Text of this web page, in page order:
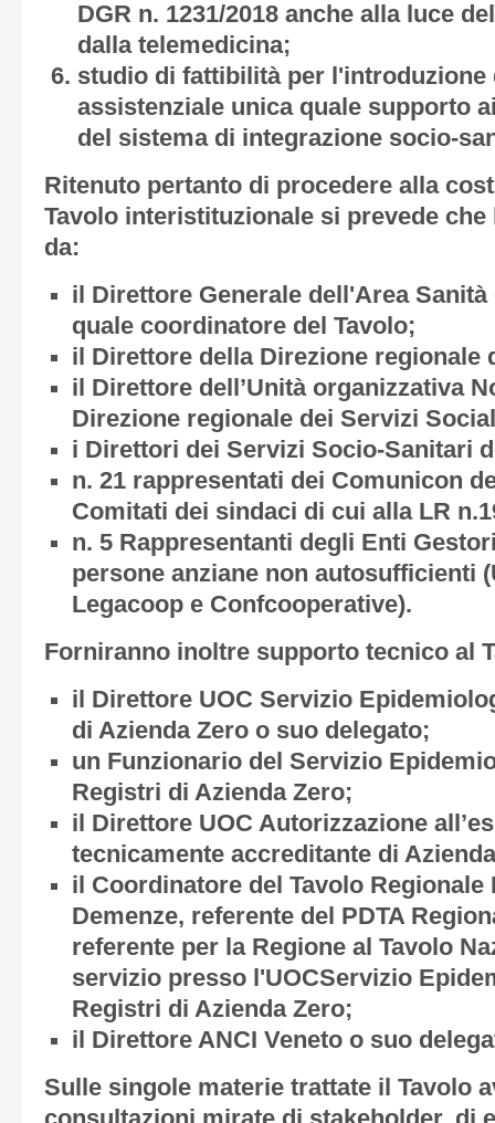
DGR n. 1231/2018 anche alla luce
dalla telemedicina;
studio di fattibilità per l'introduzione
assistenziale unica quale supporto
del sistema di integrazione socio-
Ritenuto pertanto di procedere alla
Tavolo interistituzionale si prevede
da:
il Direttore Generale dell'Area Sanità
quale coordinatore del Tavolo;
il Direttore della Direzione regionale
il Direttore dell’Unità organizzativa
Direzione regionale dei Servizi
i Direttori dei Servizi Socio-Sanitari
n. 21 rappresentati dei Comunicon
Comitati dei sindaci di cui alla LR
n. 5 Rappresentanti degli Enti
persone anziane non autosufficienti
Legacoop e Confcooperative).
Forniranno inoltre supporto tecnico al
il Direttore UOC Servizio
di Azienda Zero o suo delegato;
un Funzionario del Servizio
Registri di Azienda Zero;
il Direttore UOC Autorizzazione
tecnicamente accreditante di
il Coordinatore del Tavolo Regionale
Demenze, referente del PDTA
referente per la Regione al Tavolo
servizio presso l'UOCServizio
Registri di Azienda Zero;
il Direttore ANCI Veneto o suo
Sulle singole materie trattate il Tavolo